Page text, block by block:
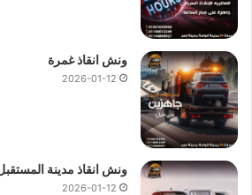
ونش انقاذ غمرة
2026-01-12
ونش انقاذ مدينة
2026-01-12